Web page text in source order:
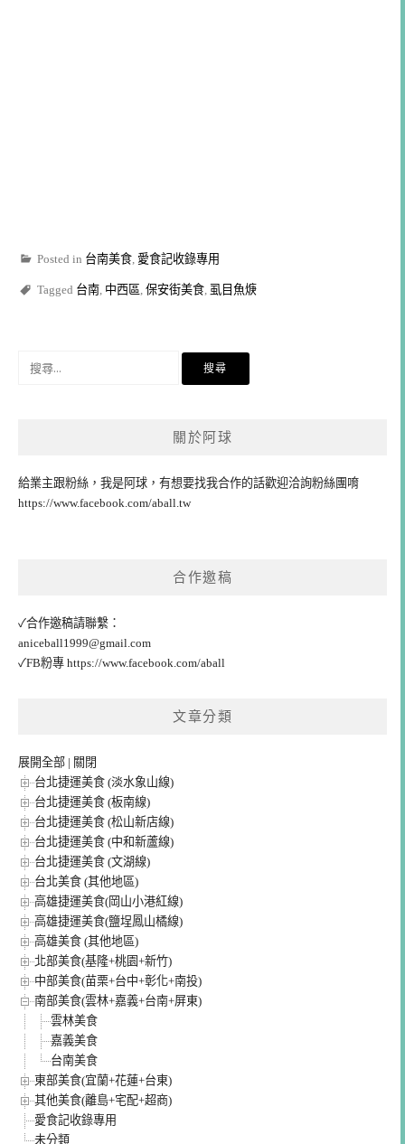
Posted in 台南美食, 愛食記收錄專用
Tagged 台南, 中西區, 保安街美食, 虱目魚焿
關於阿球
給業主跟粉絲，我是阿球，有想要找我合作的話歡迎洽詢粉絲團唷
https://www.facebook.com/aball.tw
合作邀稿
✓合作邀稿請聯繫：
aniceball1999@gmail.com
✓FB粉專 https://www.facebook.com/aball
文章分類
展開全部 | 關閉
台北捷運美食 (淡水象山線)
台北捷運美食 (板南線)
台北捷運美食 (松山新店線)
台北捷運美食 (中和新蘆線)
台北捷運美食 (文湖線)
台北美食 (其他地區)
高雄捷運美食(岡山小港紅線)
高雄捷運美食(鹽埕鳳山橘線)
高雄美食 (其他地區)
北部美食(基隆+桃園+新竹)
中部美食(苗栗+台中+彰化+南投)
南部美食(雲林+嘉義+台南+屏東)
雲林美食
嘉義美食
台南美食
東部美食(宜蘭+花蓮+台東)
其他美食(離島+宅配+超商)
愛食記收錄專用
未分類